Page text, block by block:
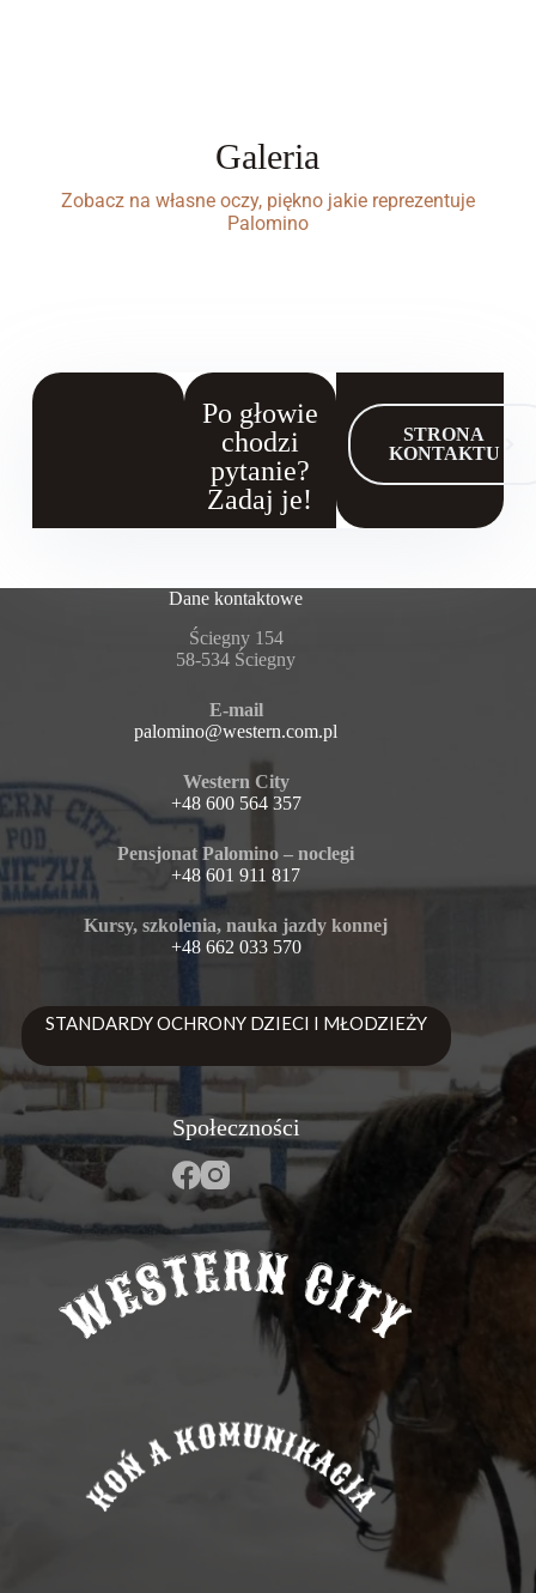
Galeria
Zobacz na własne oczy, piękno jakie reprezentuje
Palomino
Po głowie
chodzi
pytanie?
Zadaj je!
STRONA
KONTAKTU
Dane kontaktowe
Ściegny 154
58-534 Ściegny
E-mail
palomino@western.com.pl
Western City
+48 600 564 357
Pensjonat Palomino – noclegi
+48 601 911 817
Kursy, szkolenia, nauka jazdy konnej
+48 662 033 570
STANDARDY OCHRONY DZIECI I MŁODZIEŻY
Społeczności